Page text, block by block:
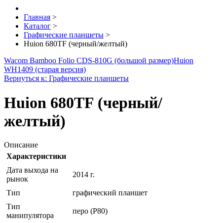
Главная >
Каталог >
Графические планшеты >
Huion 680TF (черный/желтый)
Wacom Bamboo Folio CDS-810G (большой размер)Huion
WH1409 (старая версия)
Вернуться к: Графические планшеты
Huion 680TF (черный/
желтый)
Описание
Характеристики
Дата выхода на
рынок
2014 г.
Тип
графический планшет
Тип
манипулятора
перо (P80)